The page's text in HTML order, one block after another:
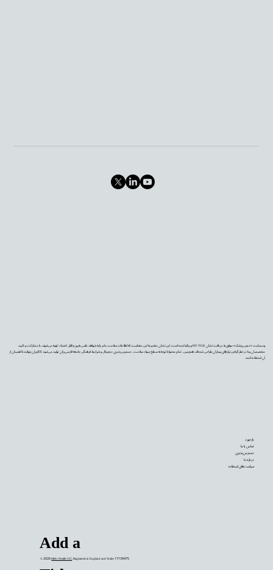
Add a
© 2026Mehr Health CIC. Registered in England and Wales 17139475
وب‌سایت «دیجی‌پزشک» موفق به دریافت نشان PIF TICK بریتانیا شده است. این نشان معتبر به این معناست که اطلاعات سلامت ما بر پایه شواهد علمی به‌روز و قابل اعتماد تهیه می‌شوند، با مشارکت و تأیید
متخصصان و با در نظر گرفتن نیازهای بیماران طراحی شده‌اند. همچنین، تمام محتوا با توجه به سطح سواد سلامت، دسترس‌پذیری دیجیتال و شرایط فرهنگی جامعه فارسی‌زبان تولید می‌شود تا کاربران بتوانند با اطمینان از
آن استفاده کنند.
بازخورد
تماس با ما
دسترس‌پذیری
درباره ما
سیاست‌های استفاده